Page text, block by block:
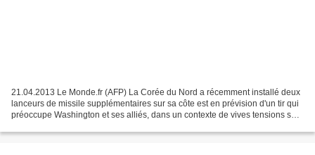
21.04.2013 Le Monde.fr (AFP) La Corée du Nord a récemment installé deux
lanceurs de missile supplémentaires sur sa côte est en prévision d'un tir qui
préoccupe Washington et ses alliés, dans un contexte de vives tensions sur